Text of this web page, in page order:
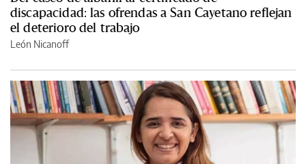
discapacidad: las ofrendas a San Cayetano reflejan
el deterioro del trabajo
León Nicanoff